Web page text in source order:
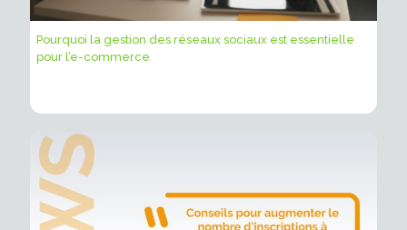
Pourquoi la gestion des réseaux sociaux est essentielle
pour l’e-commerce